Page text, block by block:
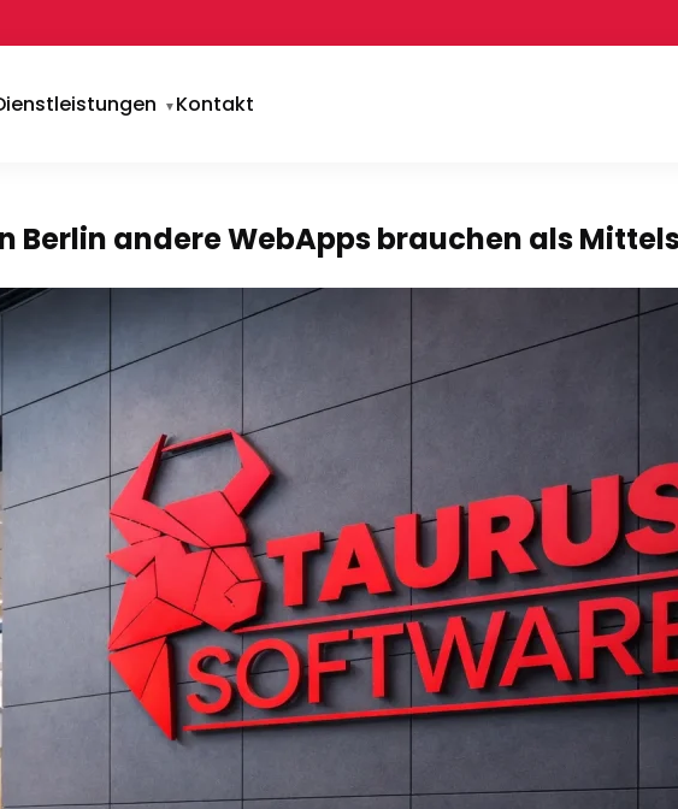
Kontakt
Berlin andere WebApps brauchen als